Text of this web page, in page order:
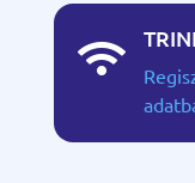
